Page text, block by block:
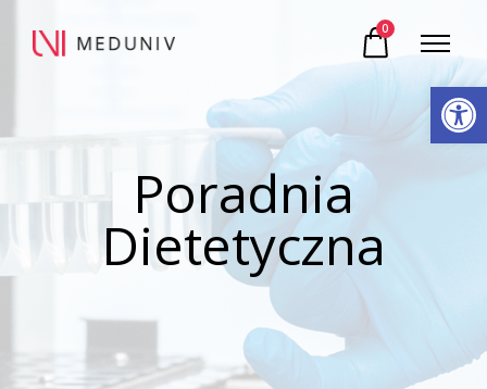
Otwórz pasek narzędzi
0
Poradnia
Dietetyczna